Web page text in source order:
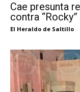
Cae presunta
contra
El Heraldo de Saltillo -